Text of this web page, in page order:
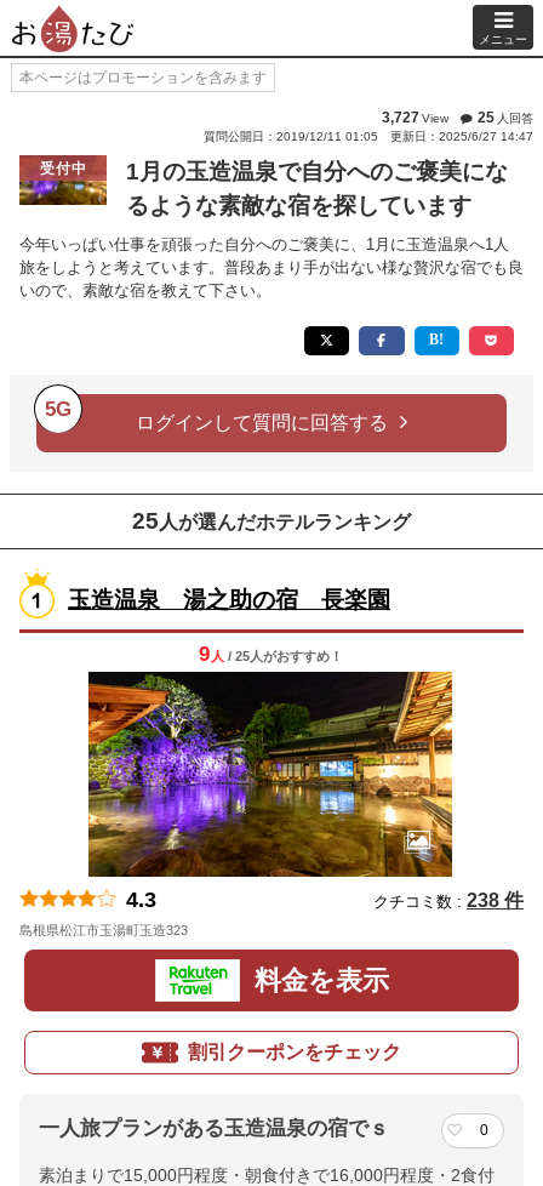
メニュー
本ページはプロモーションを含みます
3,727View 25 人回答
質問公開日：2019/12/11 01:05
更新日：2025/6/27 14:47
受付中
1月の玉造温泉で自分へのご褒美にな
るような素敵な宿を探しています
今年いっぱい仕事を頑張った自分へのご褒美に、1月に玉造温泉へ1人
旅をしようと考えています。普段あまり手が出ない様な贅沢な宿でも良
いので、素敵な宿を教えて下さい。
5G
ログインして質問に回答する
25 人が選んだホテルランキング
玉造温泉 湯之助の宿 長楽園
9 人 / 25人がおすすめ！
4.3 クチコミ数 : 238 件
島根県松江市玉湯町玉造323
料金を表示
割引クーポンをチェック
一人旅プランがある玉造温泉の宿でｓ 0
素泊まりで15,000円程度・朝食付きで16,000円程度・2食付